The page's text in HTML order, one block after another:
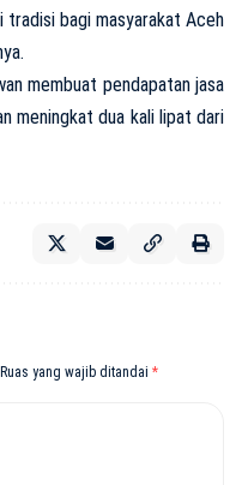
tradisi bagi masyarakat Aceh
membuat pendapatan jasa
meningkat dua kali lipat dari
Ruas yang wajib ditandai *